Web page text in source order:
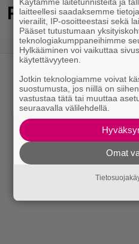
Poliisi pyytää
laitteellesi saadaksemme
vierailit, IP-osoitteestasi sekä
Pääset tutustumaan
teknologiakumppaneihimme
Hylkääminen voi vaikuttaa
käytettävyyteen.
Jotkin teknologiamme voivat
suostumusta, jos niillä on
vastustaa tätä tai muuttaa
seuraavalla välilehdellä.
Omat